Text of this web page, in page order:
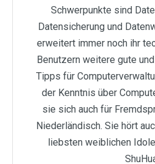
Schwerpunkte sind
Datensicherung und
erweitert immer noch ihr
Benutzern weitere gute
Tipps für
der Kenntnis über
sie sich auch für
Niederländisch. Sie hört
liebsten weiblichen